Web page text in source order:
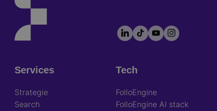
Footer
socials
LinkedIn
TikTokYouTubeInstagram
Footer
Services
Strategie
Search
Tech
FolloEngine
FolloEngine AI stack